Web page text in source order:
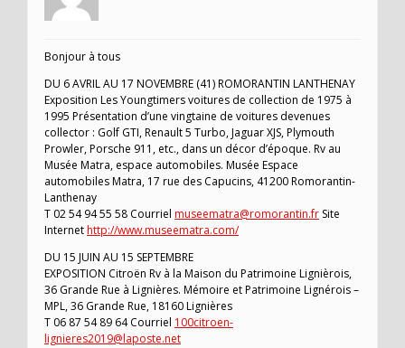
Bonjour à tous
DU 6 AVRIL AU 17 NOVEMBRE (41) ROMORANTIN LANTHENAY
Exposition Les Youngtimers voitures de collection de 1975 à
1995 Présentation d’une vingtaine de voitures devenues
collector : Golf GTI, Renault 5 Turbo, Jaguar XJS, Plymouth
Prowler, Porsche 911, etc., dans un décor d’époque. Rv au
Musée Matra, espace automobiles. Musée Espace
automobiles Matra, 17 rue des Capucins, 41200 Romorantin-
Lanthenay
T 02 54 94 55 58 Courriel museematra@romorantin.fr Site
Internethttp://www.museematra.com/
DU 15 JUIN AU 15 SEPTEMBRE
EXPOSITION Citroën Rv à la Maison du Patrimoine Lignièrois,
36 Grande Rue à Lignières. Mémoire et Patrimoine Lignérois –
MPL, 36 Grande Rue, 18160 Lignières
T 06 87 54 89 64 Courriel 100citroen-
lignieres2019@laposte.net